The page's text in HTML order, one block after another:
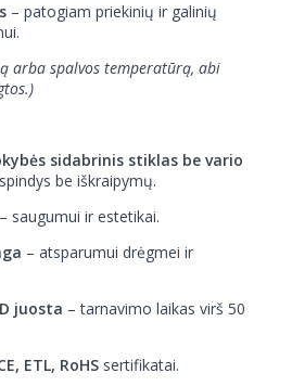
– patogiam priekinių ir galinių
arba spalvos temperatūrą, abi
sidabrinis stiklas be vario
be iškraipymų.
– saugumui ir estetikai.
– atsparumui drėgmei ir
juosta – tarnavimo laikas virš 50
ETL, RoHS sertifikatai.